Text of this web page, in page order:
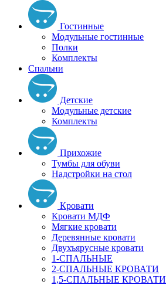
Гостинные
Модульные гостинные
Полки
Комплекты
Спальни
Детские
Модульные детские
Комплекты
Прихожие
Тумбы для обуви
Надстройки на стол
Кровати
Кровати МДФ
Мягкие кровати
Деревянные кровати
Двухъярусные кровати
1-СПАЛЬНЫЕ
2-СПАЛЬНЫЕ КРОВАТИ
1,5-СПАЛЬНЫЕ КРОВАТИ